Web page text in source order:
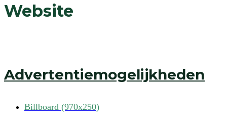
Website
Advertentiemogelijkheden
Billboard (970x250)